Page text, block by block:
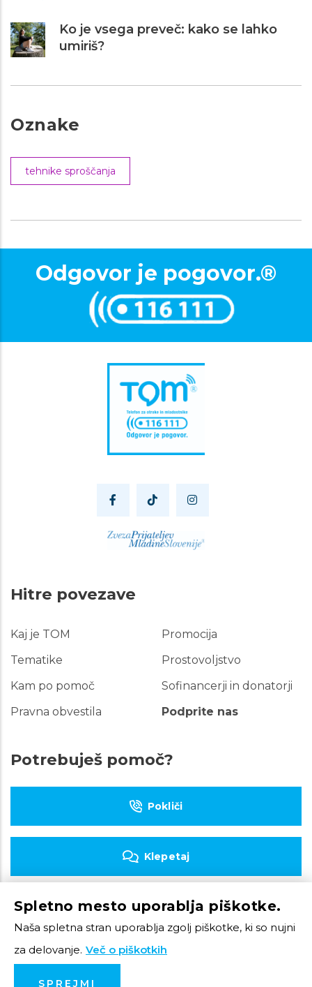
Ko je vsega preveč: kako se lahko
umiriš?
Oznake
tehnike sproščanja
Odgovor je pogovor.®
Hitre povezave
Hitre
povezave
Kaj je TOM
Tematike
Kam po pomoč
Pravna obvestila
Promocija
Prostovoljstvo
Sofinancerji in donatorji
Podprite nas
Potrebuješ pomoč?
Pokliči
Klepetaj
Piši e-pošto
Spletno mesto uporablja piškotke.
Naša spletna stran uporablja zgolj piškotke, ki so nujni
za delovanje. Več o piškotkih
SPREJMI